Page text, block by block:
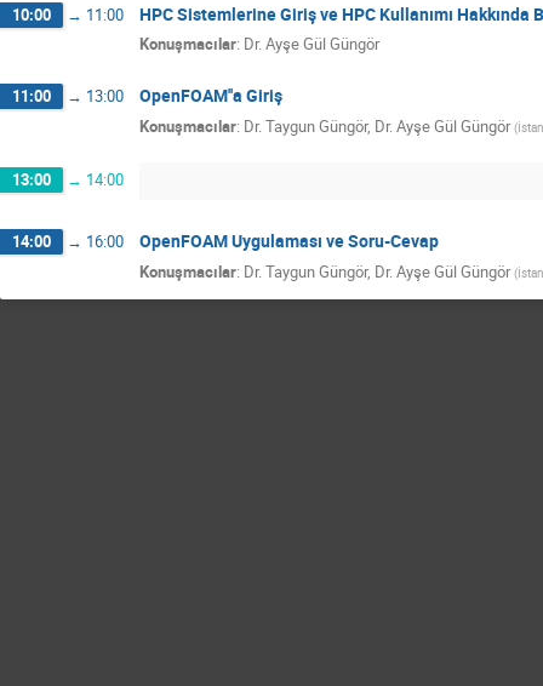
10:00 → 11:00 HPC Sistemlerine Giriş ve HPC Kullanımı Hakkında
Konuşmacılar: Dr.Ayşe Gül Güngör
11:00 → 13:00 OpenFOAM''a Giriş
Konuşmacılar: Dr. Taygun Güngör, Dr. Ayşe Gül Güngör (
13:00 → 14:00
14:00 → 16:00 OpenFOAM Uygulaması ve Soru-Cevap
Konuşmacılar: Dr. Taygun Güngör, Dr. Ayşe Gül Güngör (